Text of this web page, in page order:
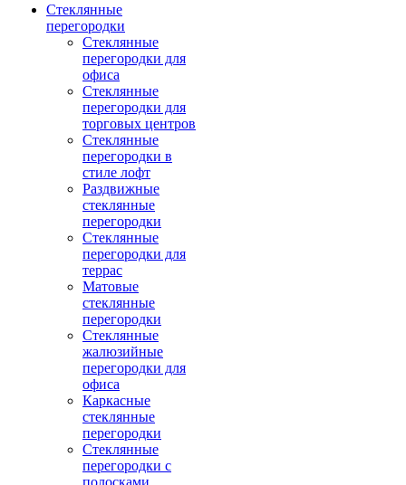
Cтеклянные
перегородки
Стеклянные
перегородки для
офиса
Стеклянные
перегородки для
торговых центров
Стеклянные
перегородки в
стиле лофт
Раздвижные
стеклянные
перегородки
Стеклянные
перегородки для
террас
Матовые
стеклянные
перегородки
Стеклянные
жалюзийные
перегородки для
офиса
Каркасные
стеклянные
перегородки
Стеклянные
перегородки с
полосками